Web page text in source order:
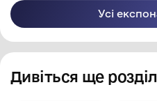
Усі
Дивіться ще